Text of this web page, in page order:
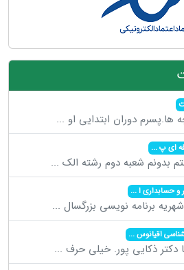
ها.پسرم دوران ابتدایی او ...
ای پ...
بدونم شعبه دوم رشته الک ...
و حسابداری ا...
برنامه نویسی بزرگسال ...
اقیانوس...
دکتر ذکایی پور. خیلی حرف ...